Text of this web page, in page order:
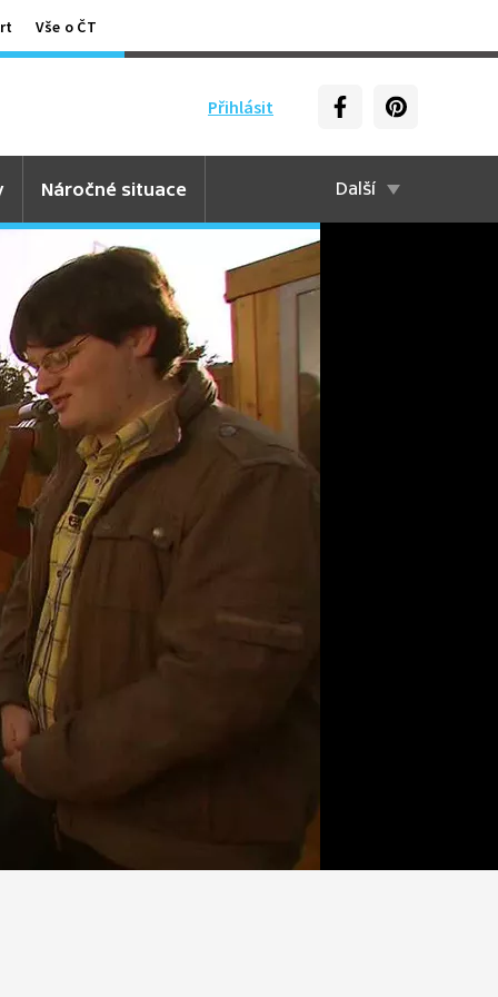
Vše o ČT
Přihlásit
Náročné situace Další